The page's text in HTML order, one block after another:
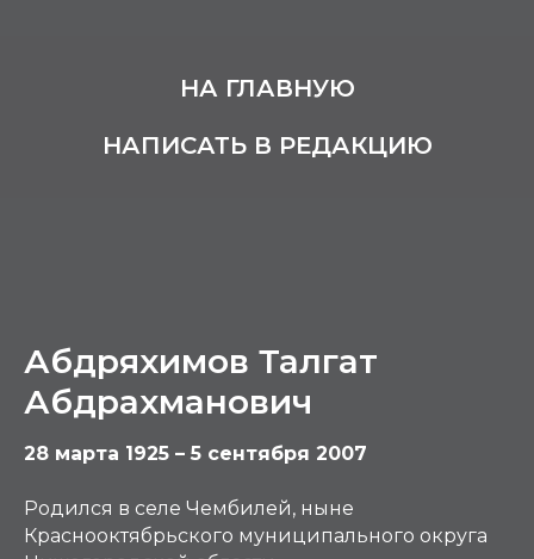
НА ГЛАВНУЮ
НАПИСАТЬ В РЕДАКЦИЮ
Абдряхимов Талгат
Абдрахманович
28 марта 1925 – 5 сентября 2007
Родился в селе Чембилей, ныне
Краснооктябрьского муниципального округа